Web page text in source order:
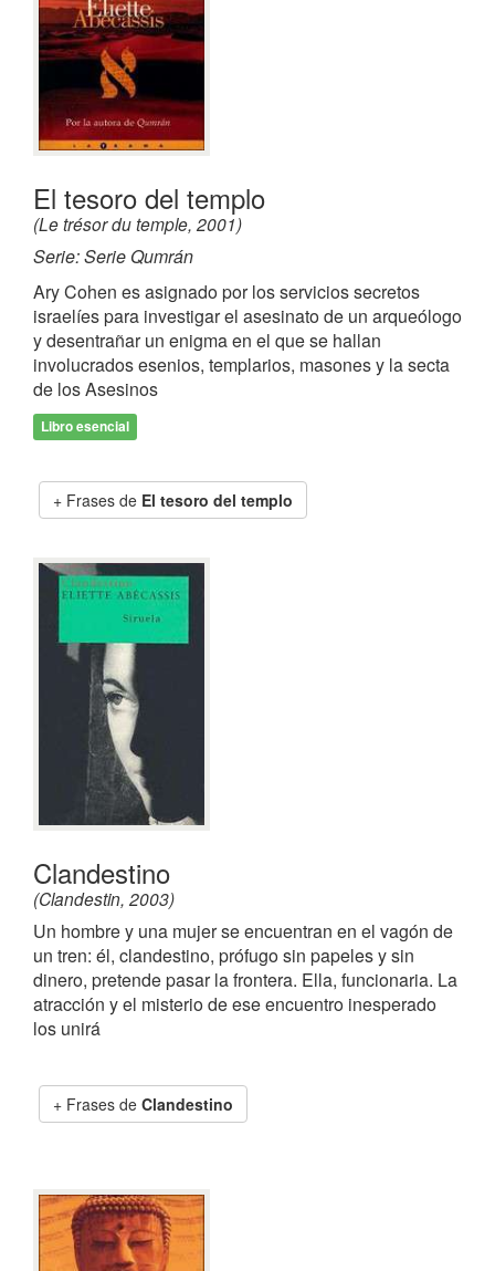
El tesoro del templo
(Le trésor du temple, 2001)
Serie: Serie Qumrán
Ary Cohen es asignado por los servicios secretos
israelíes para investigar el asesinato de un arqueólogo
y desentrañar un enigma en el que se hallan
involucrados esenios, templarios, masones y la secta
de los Asesinos
Libro esencial
Frases de El tesoro del templo
Clandestino
(Clandestin, 2003)
Un hombre y una mujer se encuentran en el vagón de
un tren: él, clandestino, prófugo sin papeles y sin
dinero, pretende pasar la frontera. Ella, funcionaria. La
atracción y el misterio de ese encuentro inesperado
los unirá
Frases de Clandestino